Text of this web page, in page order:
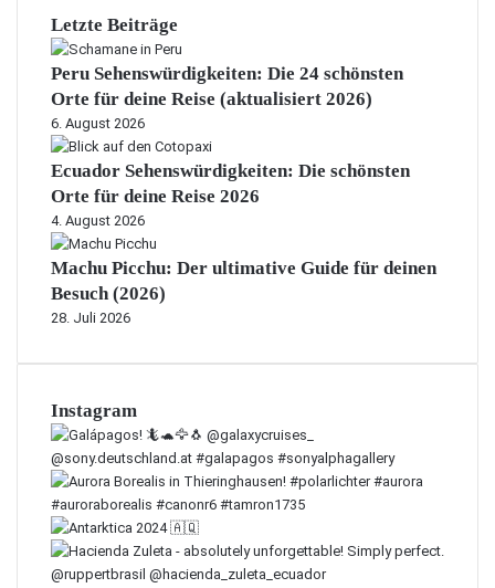
Letzte Beiträge
Peru Sehenswürdigkeiten: Die 24 schönsten
Orte für deine Reise (aktualisiert 2026)
6. August 2026
Ecuador Sehenswürdigkeiten: Die schönsten
Orte für deine Reise 2026
4. August 2026
Machu Picchu: Der ultimative Guide für deinen
Besuch (2026)
28. Juli 2026
Instagram